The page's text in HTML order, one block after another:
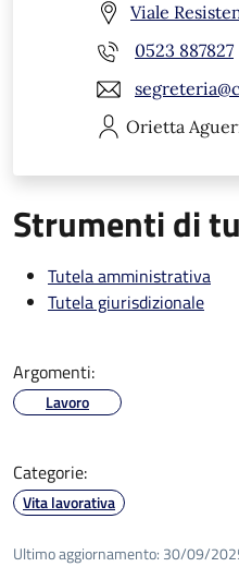
Viale
0523 887827
Orietta
Strumenti di
Tutela amministrativa
Tutela giurisdizionale
Argomenti:
Lavoro
Categorie:
Vita lavorativa
Ultimo aggiornamento: 30/09/